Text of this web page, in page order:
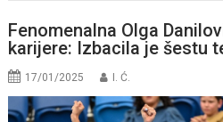
Fenomenalna Olga
karijere: Izbacila je šestu
17/01/2025 I. Ć.